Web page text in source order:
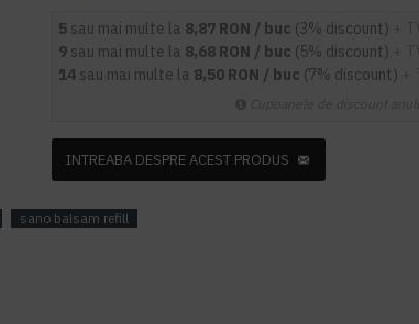
5 sau mai multe la 8,87 RON / buc (3% discount)
9 sau mai multe la 8,68 RON / buc (5% discount)
14 sau mai multe la 8,50 RON / buc (7% discount)
INTREABA DESPRE ACEST PRODUS
sano balsam refill